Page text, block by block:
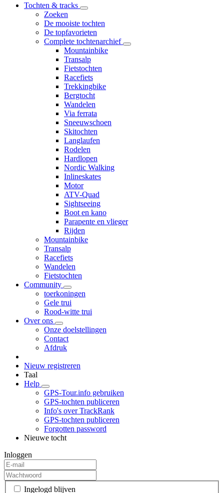
Tochten & tracks
Zoeken
De mooiste tochten
De topfavorieten
Complete tochtenarchief
Mountainbike
Transalp
Fietstochten
Racefiets
Trekkingbike
Bergtocht
Wandelen
Via ferrata
Sneeuwschoen
Skitochten
Langlaufen
Rodelen
Hardlopen
Nordic Walking
Inlineskates
Motor
ATV-Quad
Sightseeing
Boot en kano
Parapente en vlieger
Rijden
Mountainbike
Transalp
Racefiets
Wandelen
Fietstochten
Community
toerkoningen
Gele trui
Rood-witte trui
Over ons
Onze doelstellingen
Contact
Afdruk
Nieuw registreren
Taal
Help
GPS-Tour.info gebruiken
GPS-tochten publiceren
Info's over TrackRank
GPS-tochten publiceren
Forgotten password
Nieuwe tocht
Inloggen
Ingelogd blijven